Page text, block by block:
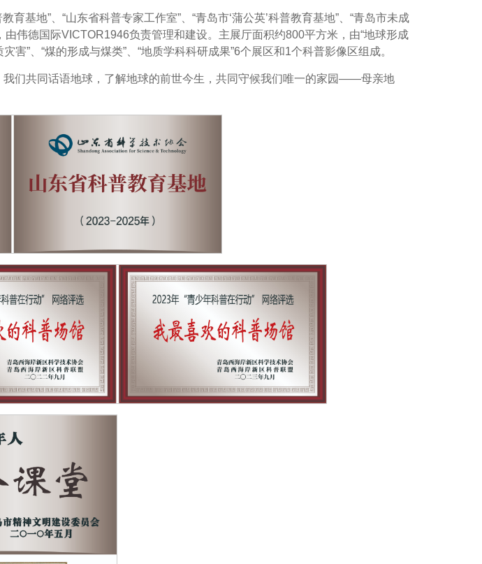
基地”、“山东省科普专家工作室”、“青岛市‘蒲公英’科普教育基地”、“青岛市未成
伟德国际VICTOR1946负责管理和建设。主展厅面积约800平方米，由“地球形成
害”、“煤的形成与煤类”、“地质学科科研成果”6个展区和1个科普影像区组成。
们共同话语地球，了解地球的前世今生，共同守候我们唯一的家园——母亲地